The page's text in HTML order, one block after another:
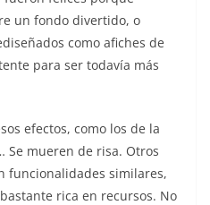
un fondo divertido, o
como afiches de
para ser todavía más
efectos, como los de la
Se mueren de risa. Otros
funcionalidades similares,
rica en recursos. No